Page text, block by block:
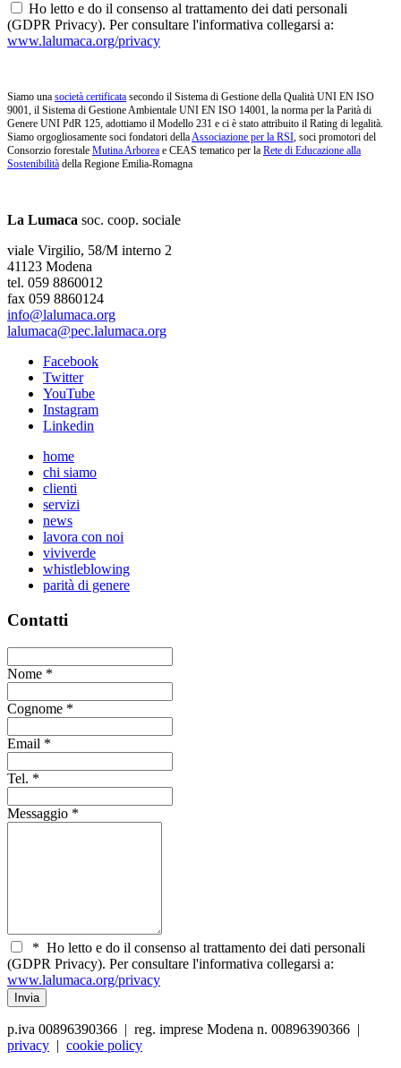
Ho letto e do il consenso al trattamento dei dati personali
(GDPR Privacy). Per consultare l'informativa collegarsi a:
www.lalumaca.org/privacy
Siamo una società certificata secondo il Sistema di Gestione della Qualità UNI EN ISO
9001, il Sistema di Gestione Ambientale UNI EN ISO 14001, la norma per la Parità di
Genere UNI PdR 125, adottiamo il Modello 231 e ci è stato attribuito il Rating di legalità.
Siamo orgogliosamente soci fondatori dellaAssociazione per la RSI, soci promotori del
Consorzio forestale Mutina Arborea e CEAS tematico per la Rete di Educazione alla
Sostenibilità della Regione Emilia-Romagna
La Lumaca soc. coop. sociale
viale Virgilio, 58/M interno 2
41123 Modena
tel. 059 8860012
fax 059 8860124
info@lalumaca.org
lalumaca@pec.lalumaca.org
Facebook
Twitter
YouTube
Instagram
Linkedin
home
chi siamo
clienti
servizi
news
lavora con noi
viviverde
whistleblowing
parità di genere
Contatti
Nome *
Cognome *
Email *
Tel. *
Messaggio *
* Ho letto e do il consenso al trattamento dei dati personali
(GDPR Privacy). Per consultare l'informativa collegarsi a:
www.lalumaca.org/privacy
p.iva 00896390366 | reg. imprese Modena n. 00896390366 |
privacy | cookie policy